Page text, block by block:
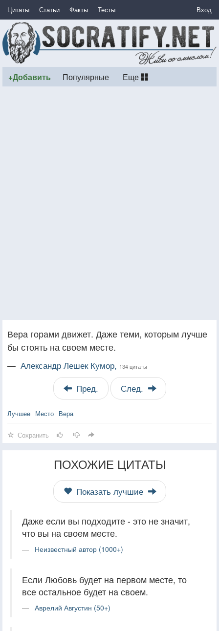
Цитаты Статьи Факты Тесты Вход
+Добавить Популярные Еще
Вера горами движет. Даже теми, которым лучше
бы стоять на своем месте.
— Александр Лешек Кумор, 134 цитаты
Пред. След.
Лучшее Место Вера
Сохранить
ПОХОЖИЕ ЦИТАТЫ
Показать лучшие
Даже если вы подходите - это не значит,
что вы на своем месте.
Неизвестный автор (1000+)
Если Любовь будет на первом месте, то
все остальное будет на своем.
Аврелий Августин (50+)